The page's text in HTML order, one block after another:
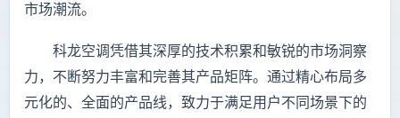
市场潮流。
科龙空调凭借其深厚的技术积累和敏锐的市场洞察
力，不断努力丰富和完善其产品矩阵。通过精心布局多
元化的、全面的产品线，致力于满足用户不同场景下的